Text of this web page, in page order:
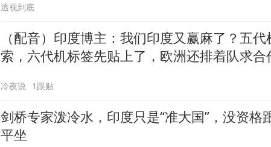
透视到底
（配音）印度博主：我们印度又赢麻了？五
索，六代机标签先贴上了，欧洲还排着队求合
冷夜说 1跟贴
剑桥专家泼冷水，印度只是“准大国”，没资格
平坐